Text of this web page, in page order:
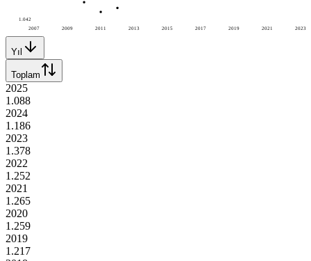
2007 2009 2011 2013 2015 2017 2019 2021 2023
1.042
Yıl
Toplam
2025
1.088
2024
1.186
2023
1.378
2022
1.252
2021
1.265
2020
1.259
2019
1.217